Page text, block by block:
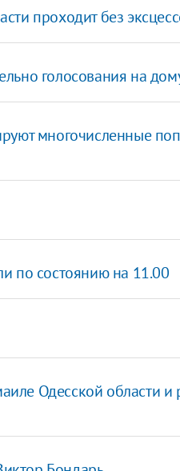
проходит без
голосования на
многочисленные
по состоянию на 11.00
Одесской области и